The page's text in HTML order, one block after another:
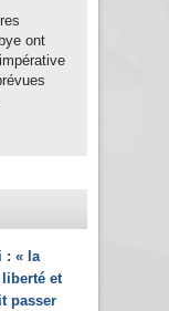
ont
: « la
et
passer